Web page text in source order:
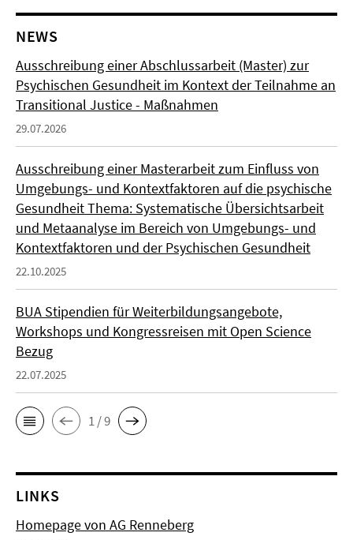
NEWS
Ausschreibung einer Abschlussarbeit (Master) zur
Psychischen Gesundheit im Kontext der Teilnahme an
Transitional Justice - Maßnahmen
29.07.2026
Ausschreibung einer Masterarbeit zum Einfluss von
Umgebungs- und Kontextfaktoren auf die psychische
Gesundheit Thema: Systematische Übersichtsarbeit
und Metaanalyse im Bereich von Umgebungs- und
Kontextfaktoren und der Psychischen Gesundheit
22.10.2025
BUA Stipendien für Weiterbildungsangebote,
Workshops und Kongressreisen mit Open Science
Bezug
22.07.2025
1 / 9
LINKS
Homepage von AG Renneberg